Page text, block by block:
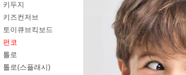
키두지
키즈컨저브
토이큐브킥보드
펀코
톨로
톨로(스플래시)